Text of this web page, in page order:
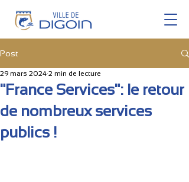
Post
"France Services": le retour
de nombreux services
publics !
29 mars 2024 2 min de lecture